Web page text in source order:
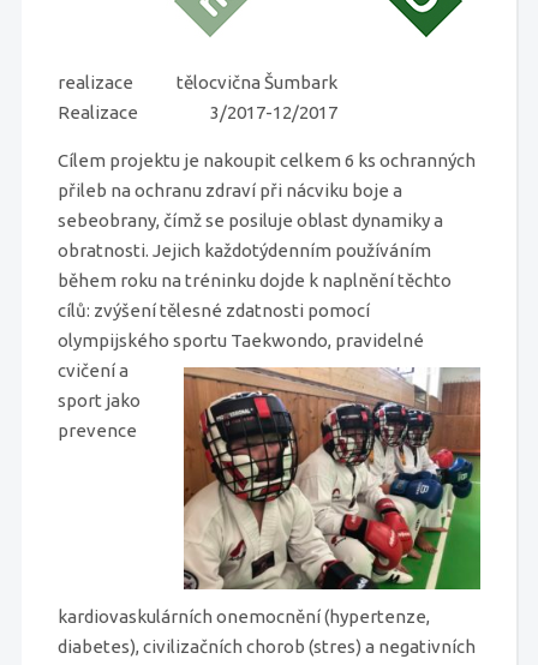
realizace tělocvična Šumbark
Realizace 3/2017-12/2017
Cílem projektu je nakoupit celkem 6 ks ochranných
přileb na ochranu zdraví při nácviku boje a
sebeobrany, čímž se posiluje oblast dynamiky a
obratnosti. Jejich každotýdenním používáním
během roku na tréninku dojde k naplnění těchto
cílů: zvýšení tělesné zdatnosti pomocí
olympijského sportu Taekwondo, pravidelné
cvičenía
sport jako
prevence
kardiovaskulárních onemocnění (hypertenze,
diabetes), civilizačních chorob (stres) a negativních